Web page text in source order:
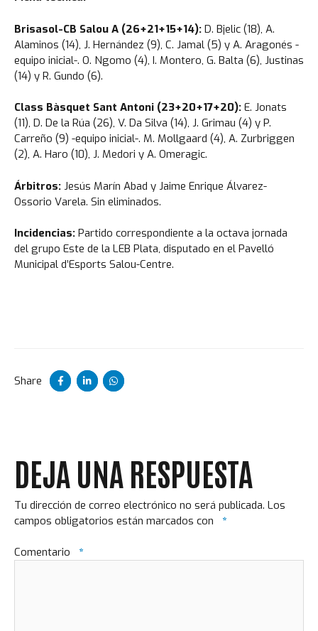
Brisasol-CB Salou A (26+21+15+14): D. Bjelic (18), A.
Alaminos (14), J. Hernández (9), C. Jamal (5) y A. Aragonés -
equipo inicial-. O. Ngomo (4), I. Montero, G. Balta (6), Justinas
(14) y R. Gundo (6).
Class Bàsquet Sant Antoni (23+20+17+20): E. Jonats
(11), D. De la Rúa (26), V. Da Silva (14), J. Grimau (4) y P.
Carreño (9) -equipo inicial-. M. Mollgaard (4), A. Zurbriggen
(2), A. Haro (10), J. Medori y A. Omeragic.
Árbitros: Jesús Marín Abad y Jaime Enrique Álvarez-
Ossorio Varela. Sin eliminados.
Incidencias: Partido correspondiente a la octava jornada
del grupo Este de la LEB Plata, disputado en el Pavelló
Municipal d’Esports Salou-Centre.
Share
DEJA UNA RESPUESTA
Tu dirección de correo electrónico no será publicada. Los
campos obligatorios están marcados con
*
Comentario *